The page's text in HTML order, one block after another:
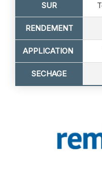
SUR
RENDEMENT
APPLICATION
SECHAGE